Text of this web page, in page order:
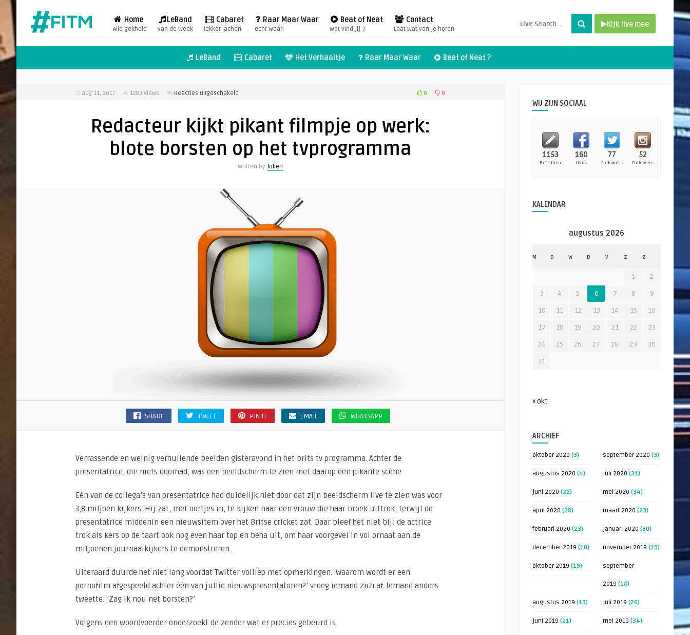
Home
Alle gekheid
LeBand
van de week
Cabaret
lekker lachen!
Raar Maar Waar
echt waar!
Beat of Neat
wat vind jij ?
Contact
Laat wat van je horen
Kijk live mee
LeBand Cabaret Het Verhaaltje Raar Maar Waar Beat of Neat ?
aug 11, 2017 1283 Views Reacties uitgeschakeld
pikant
op
werk:
het
tvprogramma
0 0
Redacteur kijkt pikant filmpje op werk:
blote borsten op het tvprogramma
Written by Jolien
SHARE TWEET PIN IT EMAIL WHATSAPP
Verrassende en weinig verhullende beelden gisteravond in het brits tv programma. Achter de
presentatrice, die niets doorhad, was een beeldscherm te zien met daarop een pikante scène.
Eén van de collega’s van presentatrice had duidelijk niet door dat zijn beeldscherm live te zien was voor
3,8 miljoen kijkers. Hij zat, met oortjes in, te kijken naar een vrouw die haar broek uittrok, terwijl de
presentatrice middenin een nieuwsitem over het Britse cricket zat. Daar bleef het niet bij: de actrice
trok als kers op de taart ook nog even haar top en beha uit, om haar voorgevel in vol ornaat aan de
miljoenen journaalkijkers te demonstreren.
Uiteraard duurde het niet lang voordat Twitter volliep met opmerkingen. ‘Waarom wordt er een
pornofilm afgespeeld achter één van jullie nieuwspresentatoren?’ vroeg iemand zich af. Iemand anders
tweette: ‘Zag ik nou net borsten?’
Volgens een woordvoerder onderzoekt de zender wat er precies gebeurd is.
WIJ ZIJN SOCIAAL
1153
Berichten
160
Likes
77
Followers
52
Followers
KALENDAR
augustus 2026
M D W D V Z Z
1
2
3
4 5 6 7 8
9
10
11 12 13 14 15
16
17
18 19 20 21 22
23
24
25 26 27 28 29
30
31
« okt
ARCHIEF
oktober 2020 (3) september 2020 (3)
augustus 2020 (4) juli 2020 (31)
juni 2020 (22) mei 2020 (34)
april 2020 (28) maart 2020 (23)
februari 2020 (23) januari 2020 (30)
december 2019 (10) november 2019 (19)
oktober 2019 (19) september
2019 (18)
augustus 2019 (13) juli 2019 (26)
juni 2019 (21) mei 2019 (34)